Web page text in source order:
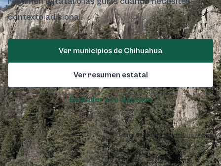
contexto adicional.
Ver municipios de Chihuahua
Ver resumen estatal
Entender a tu diputado
Foto de Chihuahua:Ian Caballero / Pexels